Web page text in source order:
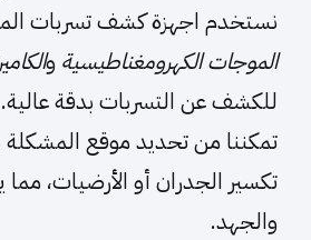
نستخدم اجهزة كشف تسربات
الموجات الكهرومغناطيسية و
للكشف عن التسربات بدقة
تمكننا من تحديد موقع المشكلة
تكسير الجدران أو الأرضيات، مما
والجهد.